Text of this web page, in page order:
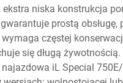
ekstra niska konstrukcja
prostą obsługę,
częstej
się długą żywotnością.
najazdowa iL Special